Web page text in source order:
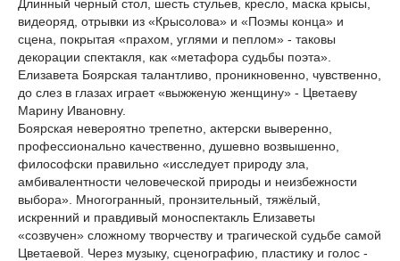
Длинный черный стол, шесть стульев, кресло, маска крысы,
видеоряд, отрывки из «Крысолова» и «Поэмы конца» и
сцена, покрытая «прахом, углями и пеплом» - таковы
декорации спектакля, как «метафора судьбы поэта».
Елизавета Боярская талантливо, проникновенно, чувственно,
до слез в глазах играет «выжженую женщину» - Цветаеву
Марину Ивановну.
Боярская невероятно трепетно, актерски выверенно,
профессионально качественно, душевно возвышенно,
философски правильно «исследует природу зла,
амбивалентности человеческой природы и неизбежности
выбора». Многогранный, пронзительный, тяжёлый,
искренний и правдивый моноспектакль Елизаветы
«созвучен» сложному творчеству и трагической судьбе самой
Цветаевой. Через музыку, сценографию, пластику и голос -